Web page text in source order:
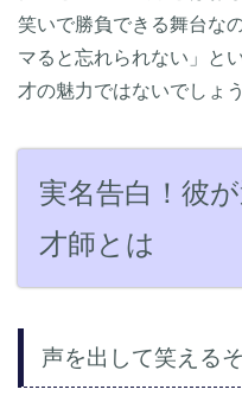
笑いで勝負できる舞台な
マると忘れられない」と
才の魅力ではないでしょう
実名告白！彼
才師とは
声を出して笑える